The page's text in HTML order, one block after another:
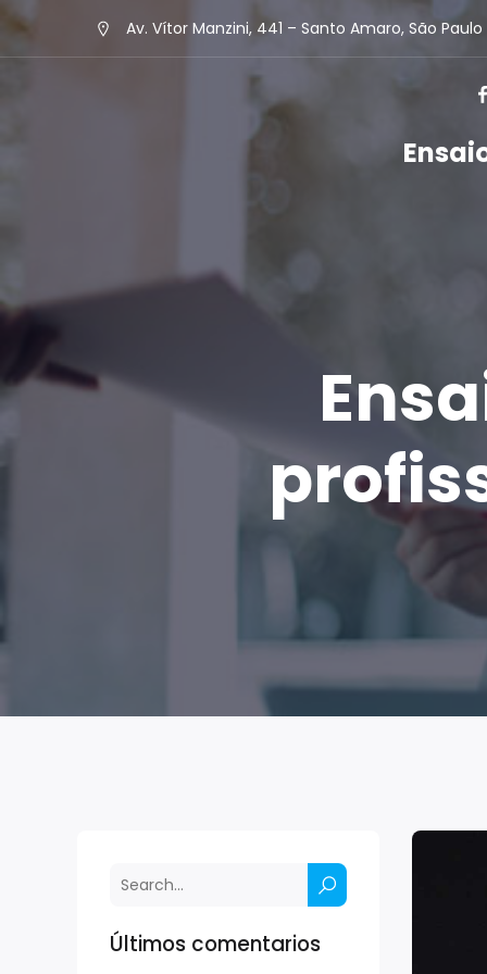
Av. Vítor Manzini, 441 – Santo Amaro, São
Últimos comentarios